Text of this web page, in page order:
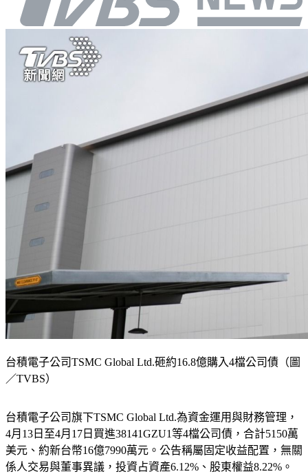
台積電子公司TSMC Global Ltd.砸約16.8億購入4檔公司債（圖
／TVBS）
台積電子公司旗下TSMC Global Ltd.為資金運用與財務管理，
4月13日至4月17日買進38141GZU1等4檔公司債，合計5150萬
美元、約新台幣16億7990萬元。公告稱屬固定收益配置，無關
係人交易與董事異議，投資占資產6.12%、股東權益8.22%。